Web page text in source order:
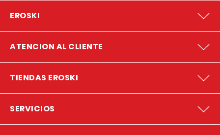
EROSKI
ATENCION AL CLIENTE
TIENDAS EROSKI
SERVICIOS